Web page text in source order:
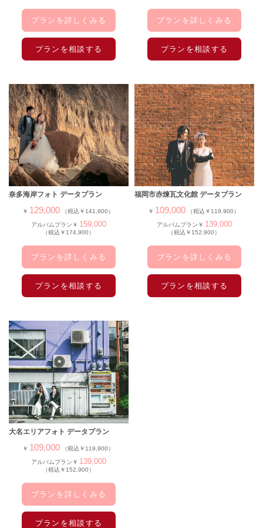
プランを詳しくみる
プランを相談する
プランを詳しくみる
プランを相談する
奈多海岸フォト データプラン
￥ 129,000 （税込￥141,900）
アルバムプラン￥ 159,000
（税込￥174,900）
プランを詳しくみる
プランを相談する
福岡市赤煉瓦文化館 データプラン
￥ 109,000 （税込￥119,900）
アルバムプラン￥ 139,000
（税込￥152,900）
プランを詳しくみる
プランを相談する
大名エリアフォト データプラン
￥ 109,000 （税込￥119,900）
アルバムプラン￥ 139,000
（税込￥152,900）
プランを詳しくみる
プランを相談する